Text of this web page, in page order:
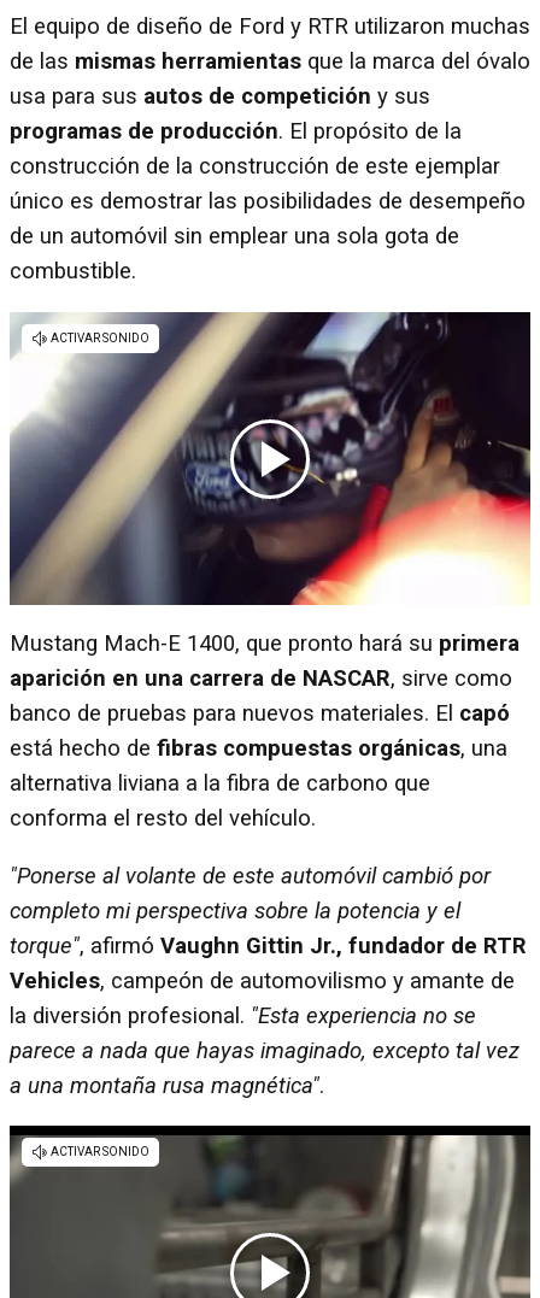
El equipo de diseño de Ford y RTR utilizaron muchas
de las mismas herramientas que la marca del óvalo
usa para sus autos de competición y sus
programas de producción. El propósito de la
construcción de la construcción de este ejemplar
único es demostrar las posibilidades de desempeño
de un automóvil sin emplear una sola gota de
combustible.
Mustang Mach-E 1400, que pronto hará su primera
aparición en una carrera de NASCAR, sirve como
banco de pruebas para nuevos materiales. El capó
está hecho de fibras compuestas orgánicas, una
alternativa liviana a la fibra de carbono que
conforma el resto del vehículo.
"Ponerse al volante de este automóvil cambió por
completo mi perspectiva sobre la potencia y el
torque", afirmó Vaughn Gittin Jr., fundador de RTR
Vehicles, campeón de automovilismo y amante de
la diversión profesional. "Esta experiencia no se
parece a nada que hayas imaginado, excepto tal vez
a una montaña rusa magnética".